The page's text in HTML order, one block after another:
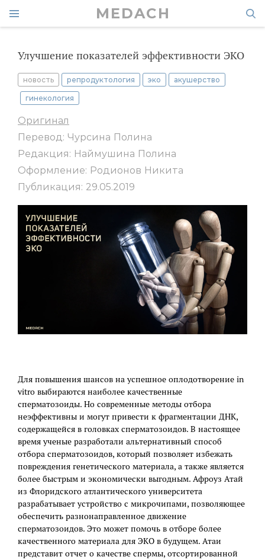
MEDACH
Улучшение показателей эффективности ЭКО
новость репродуктология эко акушерство
гинекология
Оригинал
Перевод: Чурсина Полина
Редакция: Наймушина Полина
Оформление: Родионов Никита
Публикация: 29.05.2019
Для повышения шансов на успешное оплодотворение in
vitro выбираются наиболее качественные
сперматозоиды. Но современные методы отбора
неэффективны и могут привести к фрагментации ДНК,
содержащейся в головках сперматозоидов. В настоящее
время ученые разработали альтернативный способ
отбора сперматозоидов, который позволяет избежать
повреждения генетического материала, а также является
более быстрым и экономически выгодным. Афроуз Атай
из Флоридского атлантического университета
разрабатывает устройство с микрочипами, позволяющее
обеспечить разнонаправленное движение
сперматозоидов. Это может помочь в отборе более
качественного материала для ЭКО в будущем. Атаи
представит отчет о качестве спермы, отсортированной